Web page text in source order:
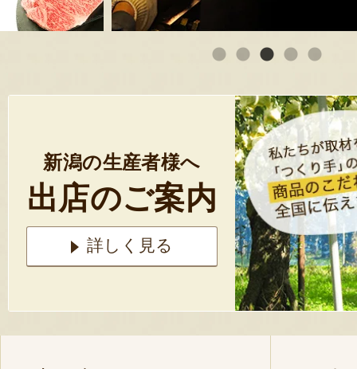
新潟の生産者様へ
出店のご案内
詳しく見る